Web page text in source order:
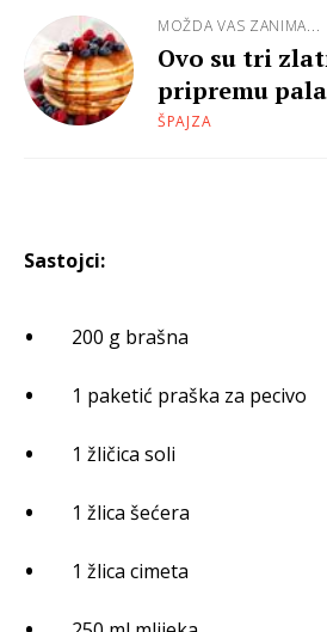
MOŽDA VAS ZANIMA...
Ovo su tri
pripremu
ŠPAJZA
Sastojci:
200 g brašna
1 paketić praška za pecivo
1 žličica soli
1 žlica šećera
1 žlica cimeta